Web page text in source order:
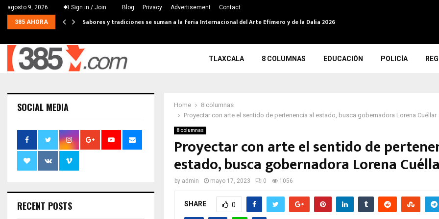
agosto 9, 2026 Sign in / Join Blog Privacy Advertisement Contact
385 AHORA Sabores y tradiciones se suman a la feria Internacional del Arte Efímero y de la Dalia 2026
TLAXCALA 8 COLUMNAS EDUCACIÓN POLICÍA
Home
8 columnas
Proyectar con arte el sentido de pertenencia al estado, busca gobernadora Lorena Cuéllar
8 columnas
Proyectar con arte el sentido de
estado, busca gobernadora Lorena
by admin mayo 17, 2023 0 1056
SHARE 0
SOCIAL MEDIA
RECENT POSTS